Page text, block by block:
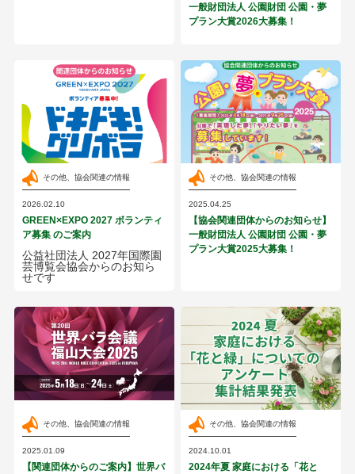
一般財団法人 公園財団 公園・夢
プラン大賞2026大募集！
その他、協会関連の情報
2026.02.10
GREEN×EXPO 2027 ボランティ
ア募集 のご案内
公益社団法人 2027年国際園
芸博覧会協会からのお知ら
せです
その他、協会関連の情報
2025.04.25
【協会関連団体からのお知らせ】
一般財団法人 公園財団 公園・夢
プラン大賞2025大募集！
その他、協会関連の情報
2025.01.09
【関連団体からのご案内】世界バ
その他、協会関連の情報
2024.10.01
2024年夏 家庭における「花と